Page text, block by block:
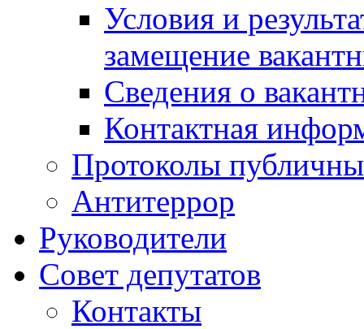
Условия и
замещение
Сведения о
Контактная
Протоколы
Антитеррор
Руководители
Совет депутатов
Контакты